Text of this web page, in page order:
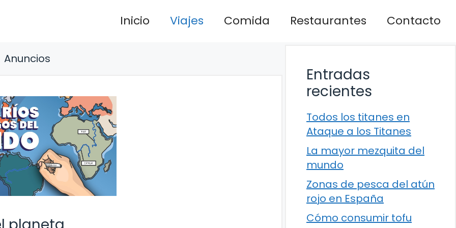
Inicio Viajes Comida Restaurantes Contacto
Anuncios
Entradas
recientes
Todos los titanes en
Ataque a los Titanes
La mayor mezquita del
mundo
Zonas de pesca del atún
rojo en España
Cómo consumir tofu